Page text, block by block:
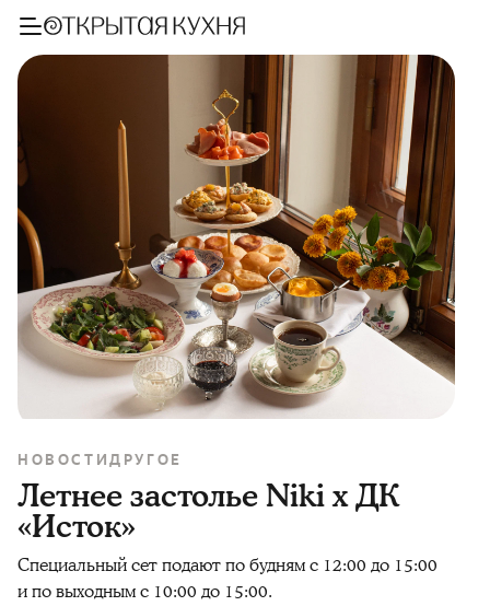
НОВОСТИДРУГОЕ
Летнее застолье Niki x ДК
«Исток»
Специальный сет подают по будням с 12:00 до 15:00
и по выходным с 10:00 до 15:00.